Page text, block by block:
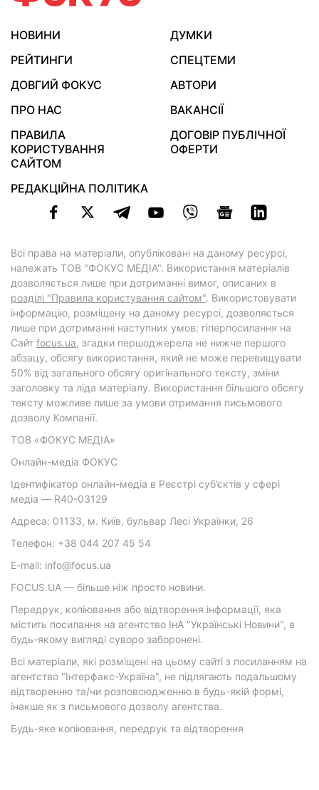
НОВИНИ
ДУМКИ
РЕЙТИНГИ
СПЕЦТЕМИ
ДОВГИЙ ФОКУС
АВТОРИ
ПРО НАС
ВАКАНСІЇ
ПРАВИЛА
КОРИСТУВАННЯ
САЙТОМ
ДОГОВІР ПУБЛІЧНОЇ
ОФЕРТИ
РЕДАКЦІЙНА ПОЛІТИКА
Всі права на матеріали, опубліковані на даному ресурсі,
належать ТОВ "ФОКУС МЕДІА". Використання матеріалів
дозволяється лише при дотриманні вимог, описаних в
розділі "Правила користування сайтом". Використовувати
інформацію, розміщену на даному ресурсі, дозволяється
лише при дотриманні наступних умов: гіперпосилання на
Cайт focus.ua, згадки першоджерела не нижче першого
абзацу, обсягу використання, який не може перевищувати
50% від загального обсягу оригінального тексту, зміни
заголовку та ліда матеріалу. Використання більшого обсягу
тексту можливе лише за умови отримання письмового
дозволу Компанії.
ТОВ «ФОКУС МЕДІА»
Онлайн-медіа ФОКУС
Ідентифікатор онлайн-медіа в Реєстрі суб’єктів у сфері
медіа — R40-03129
Адреса: 01133, м. Київ, бульвар Лесі Українки, 26
Телефон: +38 044 207 45 54
E-mail: info@focus.ua
FOCUS.UA — більше ніж просто новини.
Передрук, копіювання або відтворення інформації, яка
містить посилання на агентство ІнА "Українські Новини", в
будь-якому вигляді суворо заборонені.
Всі матеріали, які розміщені на цьому сайті з посиланням на
агентство "Інтерфакс-Україна", не підлягають подальшому
відтворенню та/чи розповсюдженню в будь-якій формі,
інакше як з письмового дозволу агентства.
Будь-яке копіювання, передрук та відтворення